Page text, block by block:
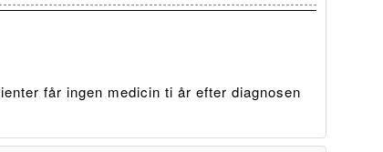
får ingen medicin ti år efter diagnosen